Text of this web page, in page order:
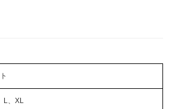
L、XL